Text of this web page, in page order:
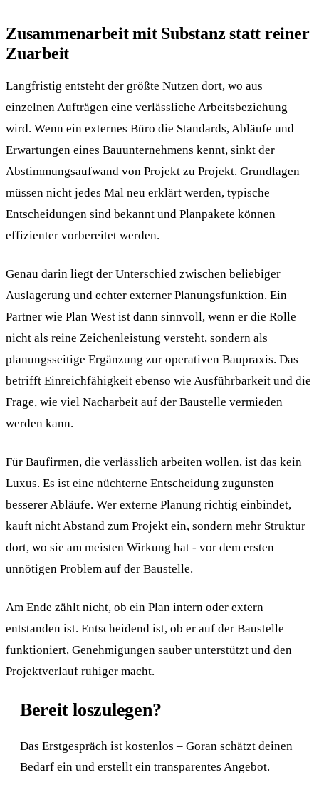
Zusammenarbeit mit Substanz statt reiner
Zuarbeit
Langfristig entsteht der größte Nutzen dort, wo aus
einzelnen Aufträgen eine verlässliche Arbeitsbeziehung
wird. Wenn ein externes Büro die Standards, Abläufe und
Erwartungen eines Bauunternehmens kennt, sinkt der
Abstimmungsaufwand von Projekt zu Projekt. Grundlagen
müssen nicht jedes Mal neu erklärt werden, typische
Entscheidungen sind bekannt und Planpakete können
effizienter vorbereitet werden.
Genau darin liegt der Unterschied zwischen beliebiger
Auslagerung und echter externer Planungsfunktion. Ein
Partner wie Plan West ist dann sinnvoll, wenn er die Rolle
nicht als reine Zeichenleistung versteht, sondern als
planungsseitige Ergänzung zur operativen Baupraxis. Das
betrifft Einreichfähigkeit ebenso wie Ausführbarkeit und die
Frage, wie viel Nacharbeit auf der Baustelle vermieden
werden kann.
Für Baufirmen, die verlässlich arbeiten wollen, ist das kein
Luxus. Es ist eine nüchterne Entscheidung zugunsten
besserer Abläufe. Wer externe Planung richtig einbindet,
kauft nicht Abstand zum Projekt ein, sondern mehr Struktur
dort, wo sie am meisten Wirkung hat - vor dem ersten
unnötigen Problem auf der Baustelle.
Am Ende zählt nicht, ob ein Plan intern oder extern
entstanden ist. Entscheidend ist, ob er auf der Baustelle
funktioniert, Genehmigungen sauber unterstützt und den
Projektverlauf ruhiger macht.
Bereit loszulegen?
Das Erstgespräch ist kostenlos – Goran schätzt deinen
Bedarf ein und erstellt ein transparentes Angebot.